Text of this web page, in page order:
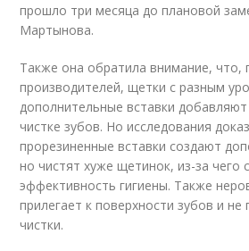
прошло три месяца до плановой
Мартынова.
Также она обратила внимание, что,
производителей, щетки с разным
дополнительные вставки
чистке зубов. Но исследования
прорезиненные вставки создают
но чистят хуже щетинок, из-за чего
эффективность гигиены. Также
прилегает к поверхности зубов и не
чистки.